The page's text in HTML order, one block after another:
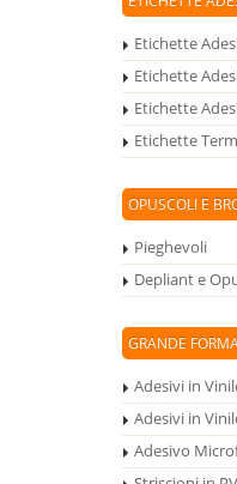
Etichette
Etichette
Etichette
Etichette
OPUSCOLI E
Pieghevoli
Depliant e
GRANDE
Adesivi in
Adesivi in
Adesivo